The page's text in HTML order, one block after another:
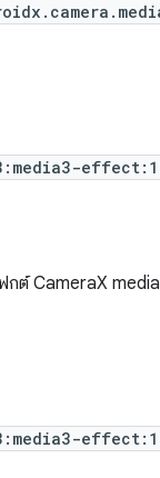
กต์ CameraX